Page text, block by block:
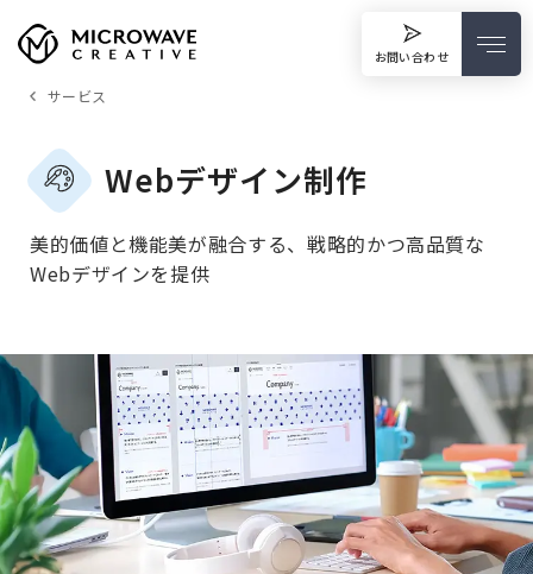
お問い合わせ
サービス
Webデザイン制作
美的価値と機能美が融合する、戦略的かつ高品質な
Webデザインを提供